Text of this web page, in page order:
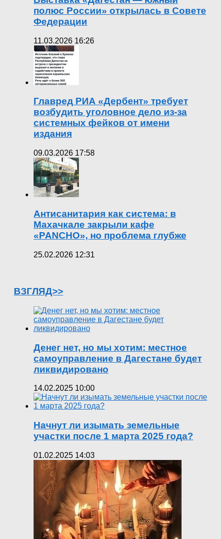
полюс России» открылась в Совете
Федерации
11.03.2026 16:26
Главред РИА «Дербент» требует
возбудить уголовное дело из-за
системных фейков от имени
издания
09.03.2026 17:58
Антисанитария как система: в
Махачкале закрыли кафе
«PANCHO», но проблема глубже
25.02.2026 12:31
ВЗГЛЯД>>
Денег нет, но мы хотим: местное
самоуправление в Дагестане будет
ликвидировано
14.02.2025 10:00
Начнут ли изымать земельные
участки после 1 марта 2025 года?
01.02.2025 14:03